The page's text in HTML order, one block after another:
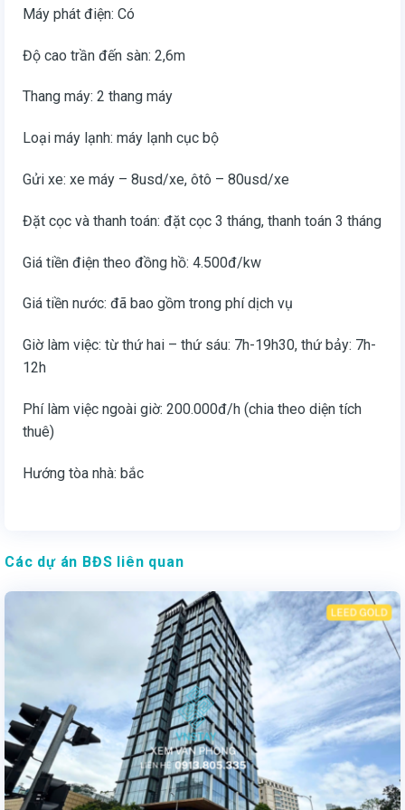
Máy phát điện: Có
Độ cao trần đến sàn: 2,6m
Thang máy: 2 thang máy
Loại máy lạnh: máy lạnh cục bộ
Gửi xe: xe máy – 8usd/xe, ôtô – 80usd/xe
Đặt cọc và thanh toán: đặt cọc 3 tháng, thanh toán 3 tháng
Giá tiền điện theo đồng hồ: 4.500đ/kw
Giá tiền nước: đã bao gồm trong phí dịch vụ
Giờ làm việc: từ thứ hai – thứ sáu: 7h-19h30, thứ bảy: 7h-
12h
Phí làm việc ngoài giờ: 200.000đ/h (chia theo diện tích
thuê)
Hướng tòa nhà: bắc
Các dự án BĐS liên quan